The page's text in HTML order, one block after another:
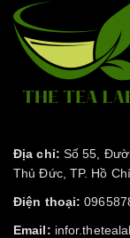
Địa chỉ: Số 55,
Thủ Đức, TP. Hồ
Điện thoại:
Email: